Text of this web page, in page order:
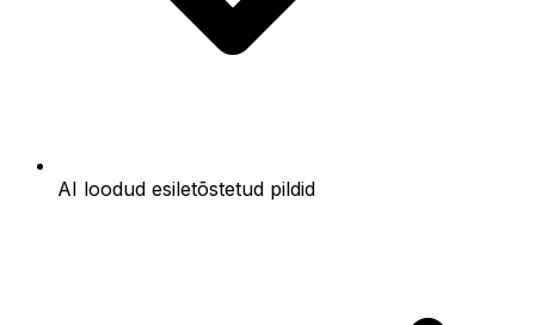
AI loodud esiletõstetud pildid